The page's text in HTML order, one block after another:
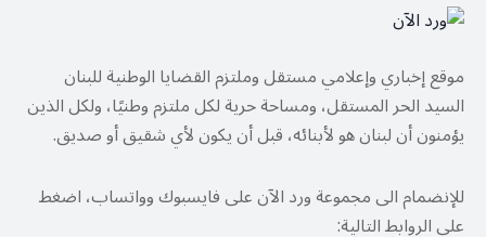
موقع إخباري وإعلامي مستقل وملتزم القضايا الوطنية للبنان
السيد الحر المستقل، ومساحة حرية لكل ملتزم وطنيًا، ولكل الذين
يؤمنون أن لبنان هو لأبنائه، قبل أن يكون لأي شقيق أو صديق.
للإنضمام الى مجموعة ورد الآن على فايسبوك وواتساب، اضغط
على الروابط التالية: